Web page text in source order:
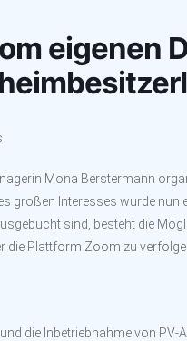
eigenen
Mona Berstermann
großen Interesses wurde nun
sind, besteht die
die Plattform Zoom zu
die Inbetriebnahme von